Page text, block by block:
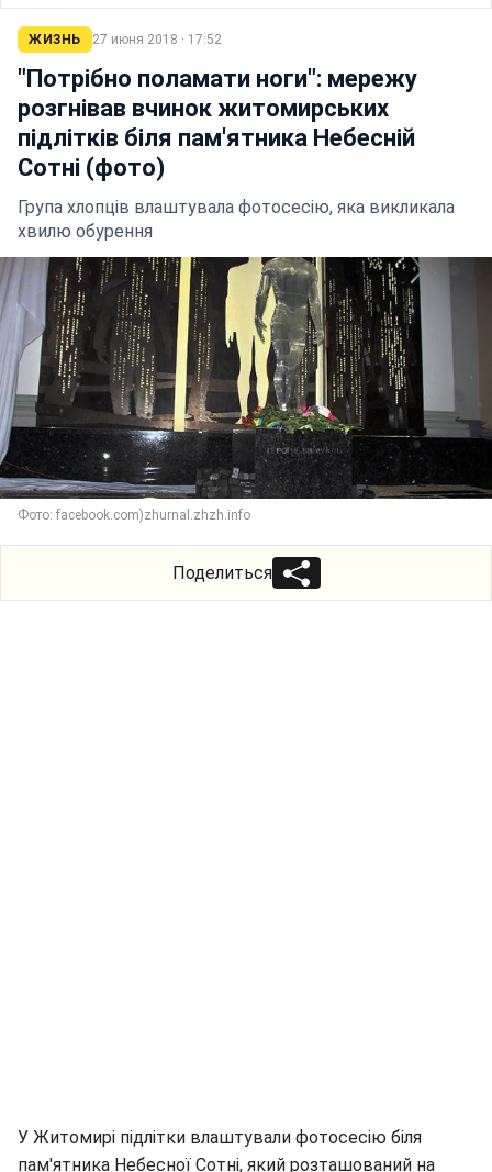
ЖИЗНЬ 27 июня 2018 · 17:52
"Потрібно поламати ноги": мережу
розгнівав вчинок житомирських
підлітків біля пам'ятника Небесній
Сотні (фото)
Група хлопців влаштувала фотосесію, яка викликала
хвилю обурення
Фото: facebook.com)zhurnal.zhzh.info
Поделиться
У Житомирі підлітки влаштували фотосесію біля
пам'ятника Небесної Сотні, який розташований на